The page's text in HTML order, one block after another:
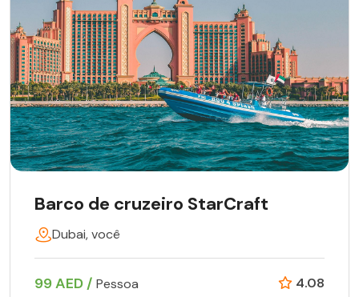
Barco de cruzeiro StarCraft
Dubai, você
99 AED / Pessoa 4.08